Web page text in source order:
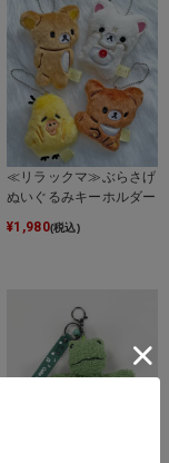
≪リラックマ≫ぶらさげ
ぬいぐるみキーホルダー
¥1,980(税込)